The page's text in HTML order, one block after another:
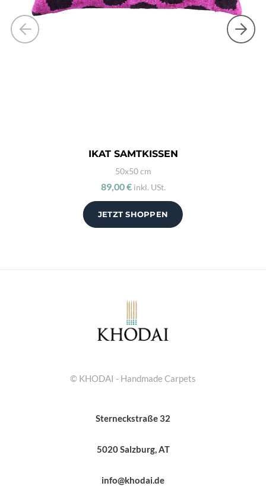
JETZT SHOPPEN
IKAT SAMTKISSEN
50x50 cm
89,00 € inkl. USt.
© KHODAI - Handmade Carpets
Sterneckstraße 32
5020 Salzburg, AT
info@khodai.de